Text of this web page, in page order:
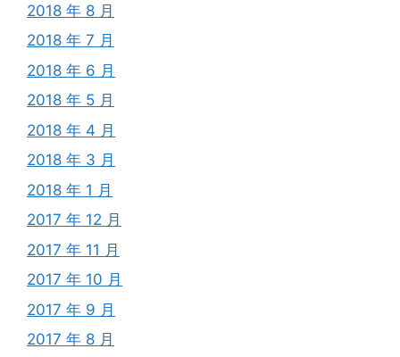
2018 年 8 月
2018 年 7 月
2018 年 6 月
2018 年 5 月
2018 年 4 月
2018 年 3 月
2018 年 1 月
2017 年 12 月
2017 年 11 月
2017 年 10 月
2017 年 9 月
2017 年 8 月